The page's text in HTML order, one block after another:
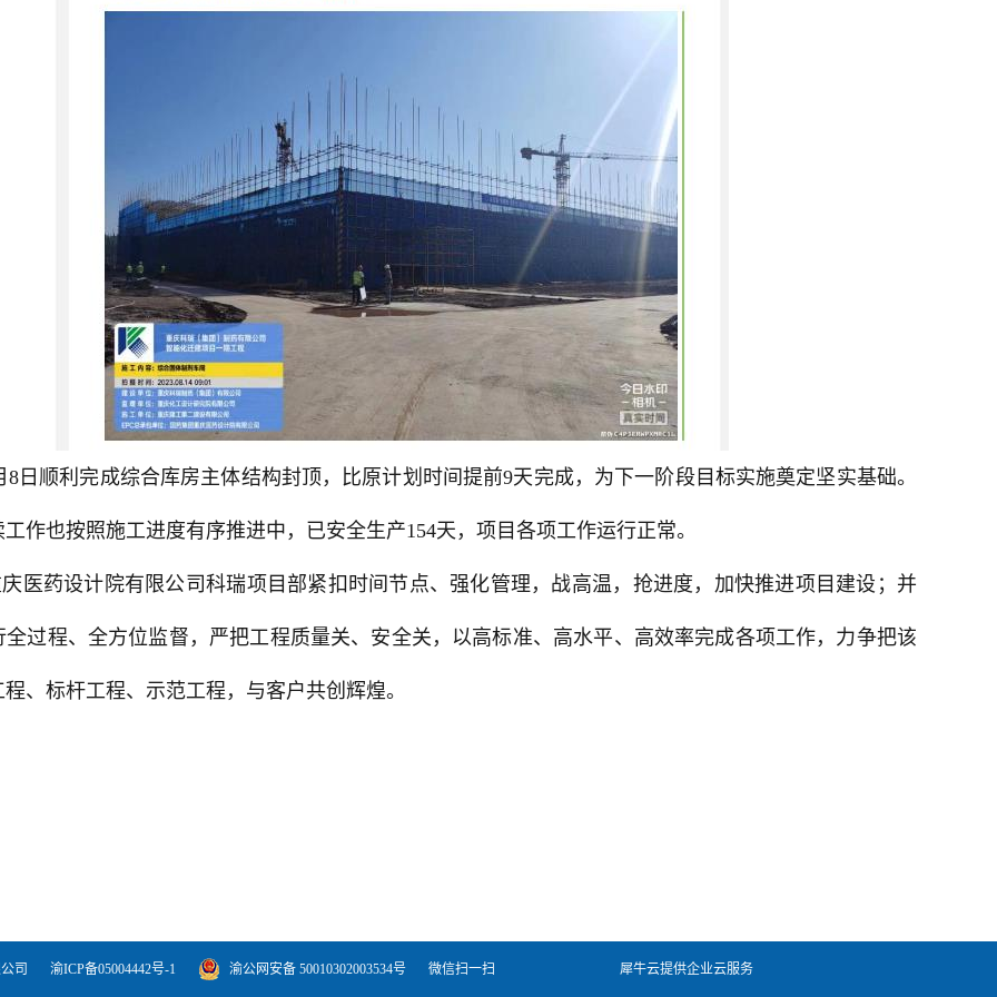
8日顺利完成综合库房主体结构封顶，比原计划时间提前9天完成，为下一阶段目标实施奠定坚实基础。
工作也按照施工进度有序推进中，已安全生产154天，项目各项工作运行正常。
医药设计院有限公司科瑞项目部紧扣时间节点、强化管理，战高温，抢进度，加快推进项目建设；并
过程、全方位监督，严把工程质量关、安全关，以高标准、高水平、高效率完成各项工作，力争把该
、标杆工程、示范工程，与客户共创辉煌。
司 渝ICP备05004442号-1 渝公网安备 50010302003534号 微信扫一扫 犀牛云提供企业云服务